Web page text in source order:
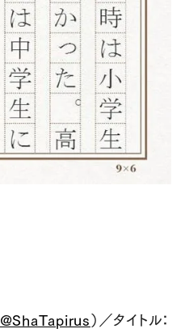
@ShaTapirus）／タイトル：